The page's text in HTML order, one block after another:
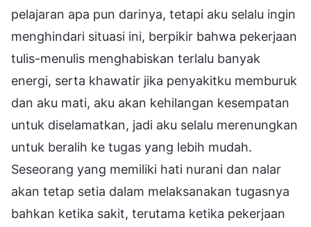
pelajaran apa pun darinya, tetapi aku selalu ingin
menghindari situasi ini, berpikir bahwa pekerjaan
tulis-menulis menghabiskan terlalu banyak
energi, serta khawatir jika penyakitku memburuk
dan aku mati, aku akan kehilangan kesempatan
untuk diselamatkan, jadi aku selalu merenungkan
untuk beralih ke tugas yang lebih mudah.
Seseorang yang memiliki hati nurani dan nalar
akan tetap setia dalam melaksanakan tugasnya
bahkan ketika sakit, terutama ketika pekerjaan